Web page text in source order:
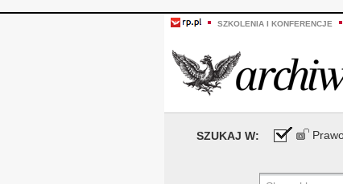
SZKOLENIA I KONFERENCJE
SZUKAJ W: